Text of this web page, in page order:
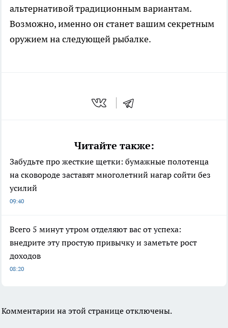
альтернативой традиционным вариантам.
Возможно, именно он станет вашим секретным
оружием на следующей рыбалке.
Читайте также:
Забудьте про жесткие щетки: бумажные полотенца
на сковороде заставят многолетний нагар сойти без
усилий
09:40
Всего 5 минут утром отделяют вас от успеха:
внедрите эту простую привычку и заметьте рост
доходов
08:20
Комментарии на этой странице отключены.